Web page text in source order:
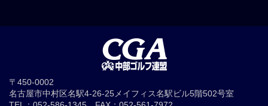
〒450-0002
名古屋市中村区名駅4-26-25メイフィス名駅ビル5階502号室